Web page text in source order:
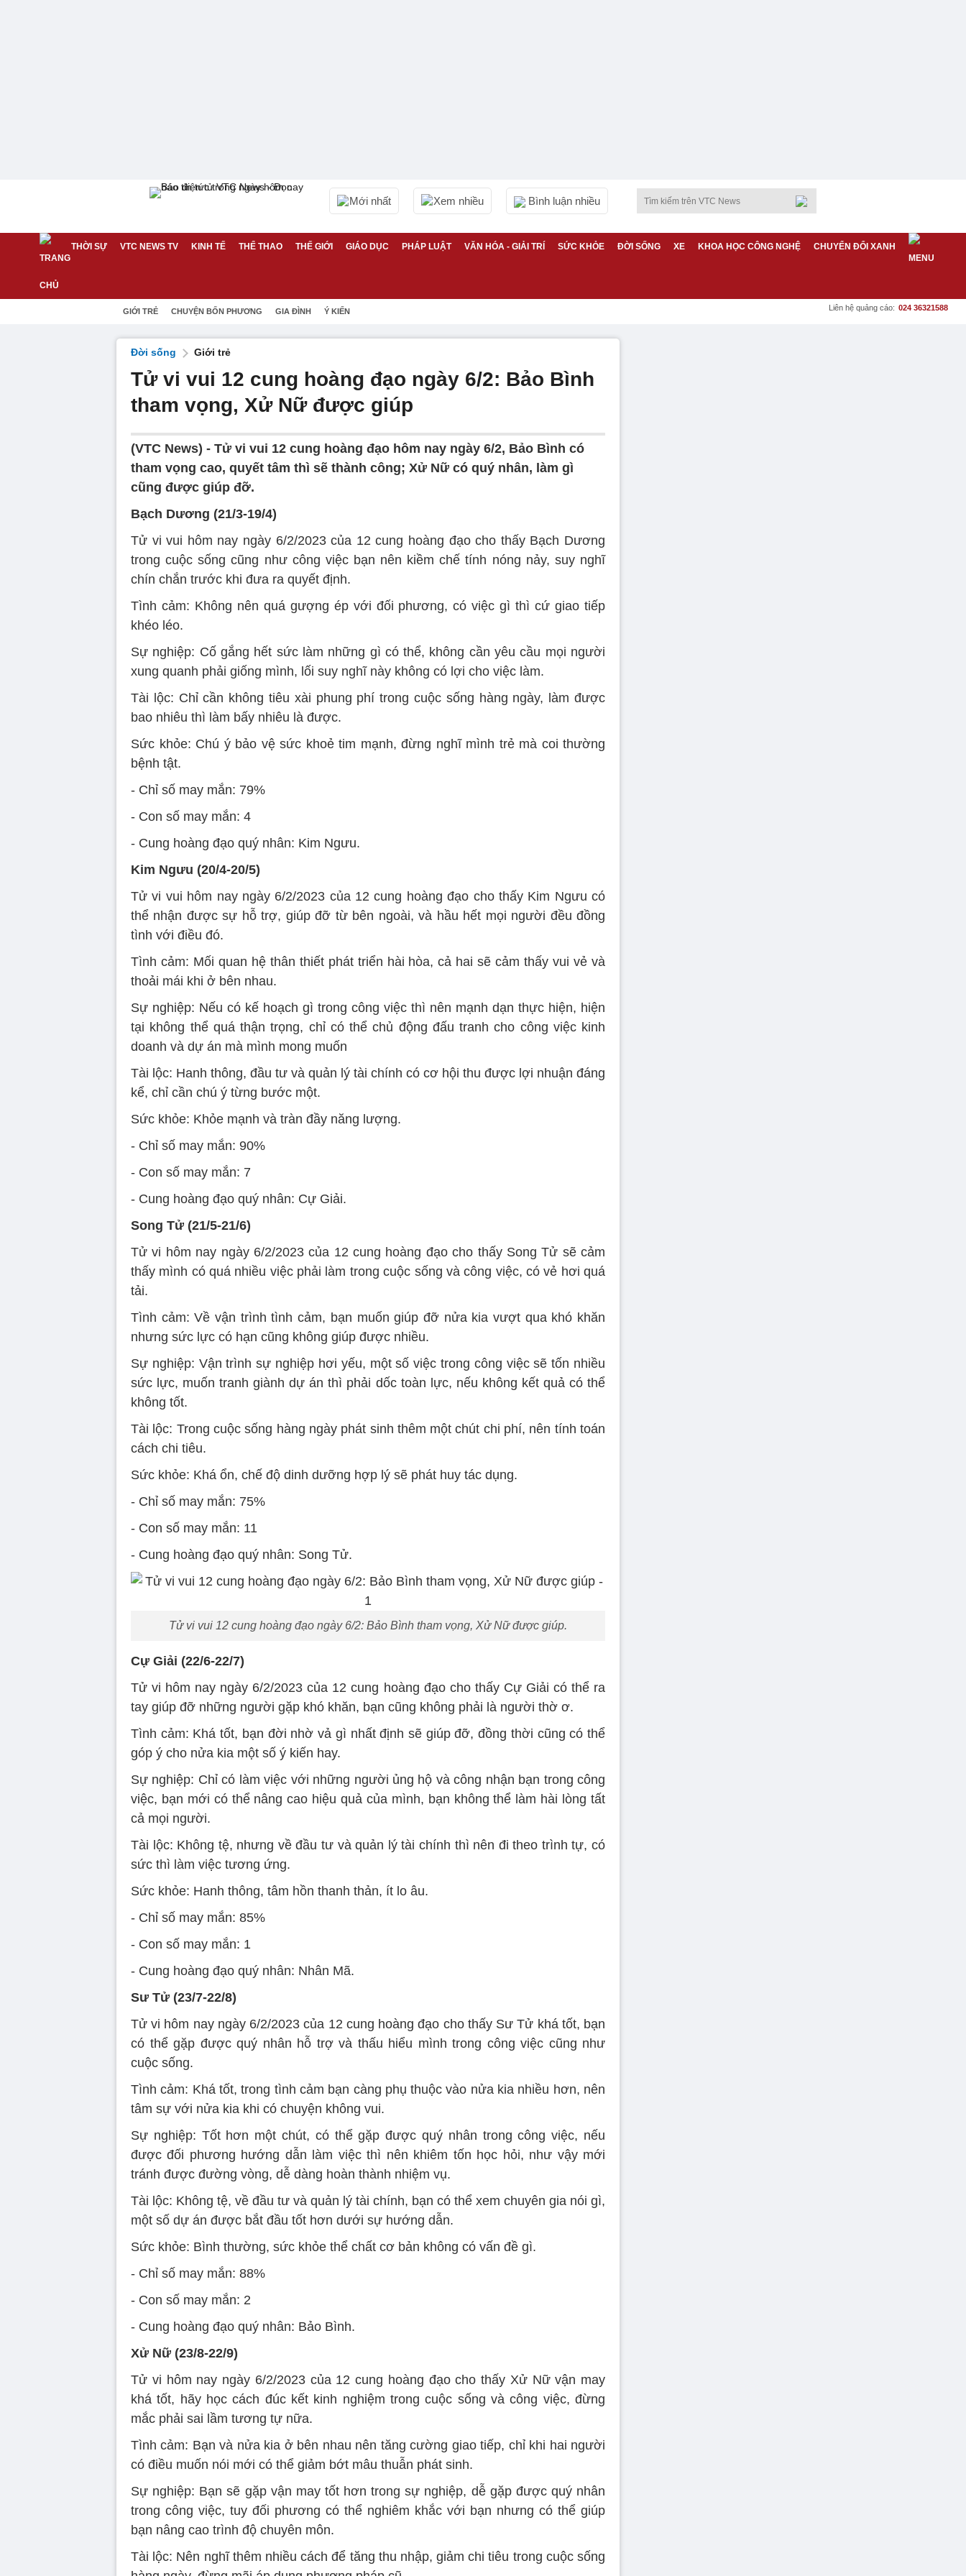
Mới nhất Xem nhiều Bình luận nhiều
THỜI SỰ VTC NEWS TV KINH TẾ THỂ THAO THẾ GIỚI GIÁO DỤC PHÁP LUẬT VĂN HÓA - GIẢI TRÍ SỨC KHỎE ĐỜI SỐNG XE KHOA HỌC CÔNG NGHỆ CHUYỂN ĐỔI XANH
GIỚI TRẺ CHUYỆN BỐN PHƯƠNG GIA ĐÌNH Ý KIẾN Liên hệ quảng cáo: 024 36321588
Đời sống Giới trẻ
Tử vi vui 12 cung hoàng đạo ngày 6/2: Bảo Bình
tham vọng, Xử Nữ được giúp
(VTC News) - Tử vi vui 12 cung hoàng đạo hôm nay ngày 6/2, Bảo Bình có
tham vọng cao, quyết tâm thì sẽ thành công; Xử Nữ có quý nhân, làm gì
cũng được giúp đỡ.
Bạch Dương (21/3-19/4)
Tử vi vui hôm nay ngày 6/2/2023 của 12 cung hoàng đạo cho thấy Bạch Dương
trong cuộc sống cũng như công việc bạn nên kiềm chế tính nóng nảy, suy nghĩ
chín chắn trước khi đưa ra quyết định.
Tình cảm: Không nên quá gượng ép với đối phương, có việc gì thì cứ giao tiếp
khéo léo.
Sự nghiệp: Cố gắng hết sức làm những gì có thể, không cần yêu cầu mọi người
xung quanh phải giống mình, lối suy nghĩ này không có lợi cho việc làm.
Tài lộc: Chỉ cần không tiêu xài phung phí trong cuộc sống hàng ngày, làm được
bao nhiêu thì làm bấy nhiêu là được.
Sức khỏe: Chú ý bảo vệ sức khoẻ tim mạnh, đừng nghĩ mình trẻ mà coi thường
bệnh tật.
- Chỉ số may mắn: 79%
- Con số may mắn: 4
- Cung hoàng đạo quý nhân: Kim Ngưu.
Kim Ngưu (20/4-20/5)
Tử vi vui hôm nay ngày 6/2/2023 của 12 cung hoàng đạo cho thấy Kim Ngưu có
thể nhận được sự hỗ trợ, giúp đỡ từ bên ngoài, và hầu hết mọi người đều đồng
tình với điều đó.
Tình cảm: Mối quan hệ thân thiết phát triển hài hòa, cả hai sẽ cảm thấy vui vẻ và
thoải mái khi ở bên nhau.
Sự nghiệp: Nếu có kế hoạch gì trong công việc thì nên mạnh dạn thực hiện, hiện
tại không thể quá thận trọng, chỉ có thể chủ động đấu tranh cho công việc kinh
doanh và dự án mà mình mong muốn
Tài lộc: Hanh thông, đầu tư và quản lý tài chính có cơ hội thu được lợi nhuận đáng
kể, chỉ cần chú ý từng bước một.
Sức khỏe: Khỏe mạnh và tràn đầy năng lượng.
- Chỉ số may mắn: 90%
- Con số may mắn: 7
- Cung hoàng đạo quý nhân: Cự Giải.
Song Tử (21/5-21/6)
Tử vi hôm nay ngày 6/2/2023 của 12 cung hoàng đạo cho thấy Song Tử sẽ cảm
thấy mình có quá nhiều việc phải làm trong cuộc sống và công việc, có vẻ hơi quá
tải.
Tình cảm: Về vận trình tình cảm, bạn muốn giúp đỡ nửa kia vượt qua khó khăn
nhưng sức lực có hạn cũng không giúp được nhiều.
Sự nghiệp: Vận trình sự nghiệp hơi yếu, một số việc trong công việc sẽ tốn nhiều
sức lực, muốn tranh giành dự án thì phải dốc toàn lực, nếu không kết quả có thể
không tốt.
Tài lộc: Trong cuộc sống hàng ngày phát sinh thêm một chút chi phí, nên tính toán
cách chi tiêu.
Sức khỏe: Khá ổn, chế độ dinh dưỡng hợp lý sẽ phát huy tác dụng.
- Chỉ số may mắn: 75%
- Con số may mắn: 11
- Cung hoàng đạo quý nhân: Song Tử.
Tử vi vui 12 cung hoàng đạo ngày 6/2: Bảo Bình tham vọng, Xử Nữ được giúp.
Cự Giải (22/6-22/7)
Tử vi hôm nay ngày 6/2/2023 của 12 cung hoàng đạo cho thấy Cự Giải có thể ra
tay giúp đỡ những người gặp khó khăn, bạn cũng không phải là người thờ ơ.
Tình cảm: Khá tốt, bạn đời nhờ vả gì nhất định sẽ giúp đỡ, đồng thời cũng có thể
góp ý cho nửa kia một số ý kiến ​​hay.
Sự nghiệp: Chỉ có làm việc với những người ủng hộ và công nhận bạn trong công
việc, bạn mới có thể nâng cao hiệu quả của mình, bạn không thể làm hài lòng tất
cả mọi người.
Tài lộc: Không tệ, nhưng về đầu tư và quản lý tài chính thì nên đi theo trình tự, có
sức thì làm việc tương ứng.
Sức khỏe: Hanh thông, tâm hồn thanh thản, ít lo âu.
- Chỉ số may mắn: 85%
- Con số may mắn: 1
- Cung hoàng đạo quý nhân: Nhân Mã.
Sư Tử (23/7-22/8)
Tử vi hôm nay ngày 6/2/2023 của 12 cung hoàng đạo cho thấy Sư Tử khá tốt, bạn
có thể gặp được quý nhân hỗ trợ và thấu hiểu mình trong công việc cũng như
cuộc sống.
Tình cảm: Khá tốt, trong tình cảm bạn càng phụ thuộc vào nửa kia nhiều hơn, nên
tâm sự với nửa kia khi có chuyện không vui.
Sự nghiệp: Tốt hơn một chút, có thể gặp được quý nhân trong công việc, nếu
được đối phương hướng dẫn làm việc thì nên khiêm tốn học hỏi, như vậy mới
tránh được đường vòng, dễ dàng hoàn thành nhiệm vụ.
Tài lộc: Không tệ, về đầu tư và quản lý tài chính, bạn có thể xem chuyên gia nói gì,
một số dự án được bắt đầu tốt hơn dưới sự hướng dẫn.
Sức khỏe: Bình thường, sức khỏe thể chất cơ bản không có vấn đề gì.
- Chỉ số may mắn: 88%
- Con số may mắn: 2
- Cung hoàng đạo quý nhân: Bảo Bình.
Xử Nữ (23/8-22/9)
Tử vi hôm nay ngày 6/2/2023 của 12 cung hoàng đạo cho thấy Xử Nữ vận may
khá tốt, hãy học cách đúc kết kinh nghiệm trong cuộc sống và công việc, đừng
mắc phải sai lầm tương tự nữa.
Tình cảm: Bạn và nửa kia ở bên nhau nên tăng cường giao tiếp, chỉ khi hai người
có điều muốn nói mới có thể giảm bớt mâu thuẫn phát sinh.
Sự nghiệp: Bạn sẽ gặp vận may tốt hơn trong sự nghiệp, dễ gặp được quý nhân
trong công việc, tuy đối phương có thể nghiêm khắc với bạn nhưng có thể giúp
bạn nâng cao trình độ chuyên môn.
Tài lộc: Nên nghĩ thêm nhiều cách để tăng thu nhập, giảm chi tiêu trong cuộc sống